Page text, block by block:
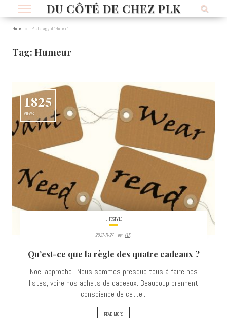
DU CÔTÉ DE CHEZ PLK
Home Posts Tagged "Humeur"
Tag: Humeur
1825
VIEWS
LIFESTYLE
2021-11-27 By: PLK
Qu’est-ce que la règle des quatre cadeaux ?
Noël approche.. Nous sommes presque tous à faire nos
listes, voire nos achats de cadeaux. Beaucoup prennent
conscience de cette...
READ MORE